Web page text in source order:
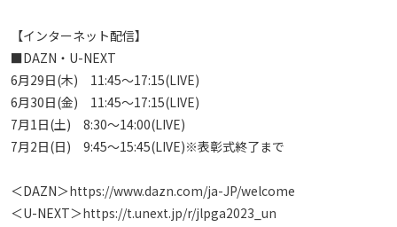
【インターネット配信】
■DAZN・U-NEXT
6月29日(木)　11:45～17:15(LIVE)
6月30日(金)　11:45～17:15(LIVE)
7月1日(土)　8:30～14:00(LIVE)
7月2日(日)　9:45～15:45(LIVE)※表彰式終了まで
＜DAZN＞https://www.dazn.com/ja-JP/welcome
＜U-NEXT＞https://t.unext.jp/r/jlpga2023_un